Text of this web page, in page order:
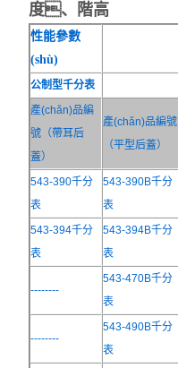
度、階高
性能參數
(shù)
公制型千分表
產(chǎn)品編
號（帶耳后
蓋）
產(chǎn)品編號
（平型后蓋）
543-390千分
表
543-390B千分
表
543-394千分
表
543-394B千分
表
--------
543-470B千分
表
--------
543-490B千分
表